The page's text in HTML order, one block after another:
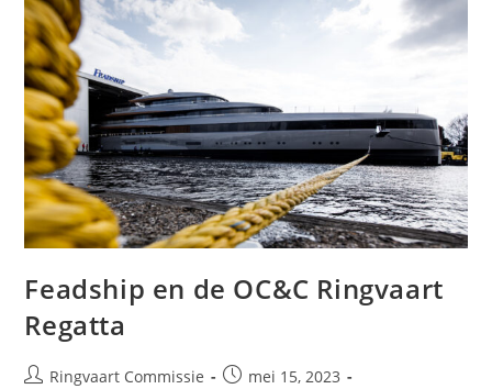
Feadship en de OC&C Ringvaart
Regatta
Ringvaart Commissie
mei 15, 2023